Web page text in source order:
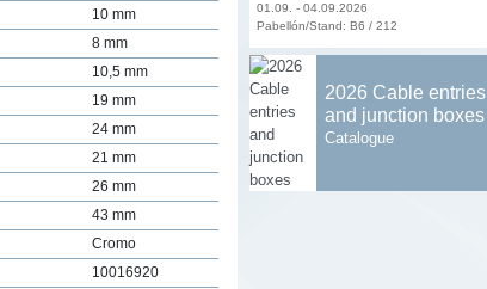
10 mm
8 mm
10,5 mm
19 mm
24 mm
21 mm
26 mm
43 mm
Cromo
10016920
01.09. - 04.09.2026
Pabellón/Stand: B6 / 212
2026 Cable entries
and junction boxes
Catalogue